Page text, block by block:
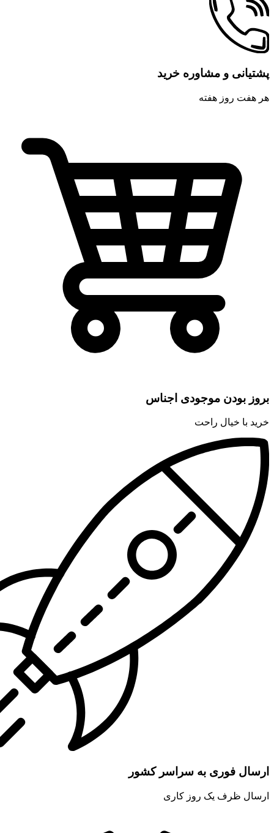
پشتیانی و مشاوره خرید
هر هفت روز هفته
بروز بودن موجودی اجناس
خرید با خیال راحت
ارسال فوری به سراسر کشور
ارسال ظرف یک روز کاری